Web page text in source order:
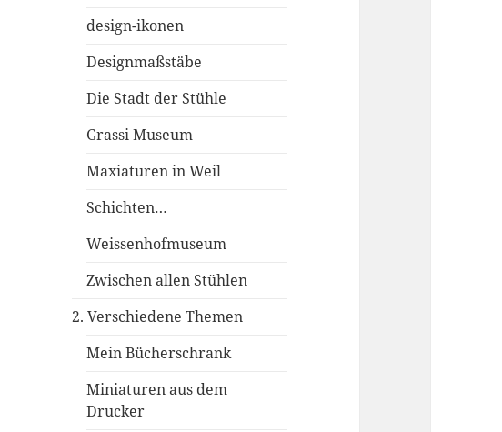
design-ikonen
Designmaßstäbe
Die Stadt der Stühle
Grassi Museum
Maxiaturen in Weil
Schichten…
Weissenhofmuseum
Zwischen allen Stühlen
2. Verschiedene Themen
Mein Bücherschrank
Miniaturen aus dem
Drucker